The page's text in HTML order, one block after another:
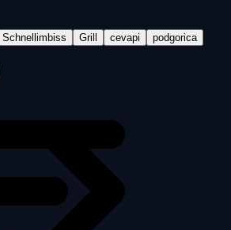
Schnellimbiss Grill cevapi
podgorica